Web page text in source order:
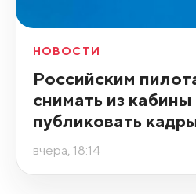
НОВОСТИ
Российским
снимать из
публиковать
вчера, 18:14